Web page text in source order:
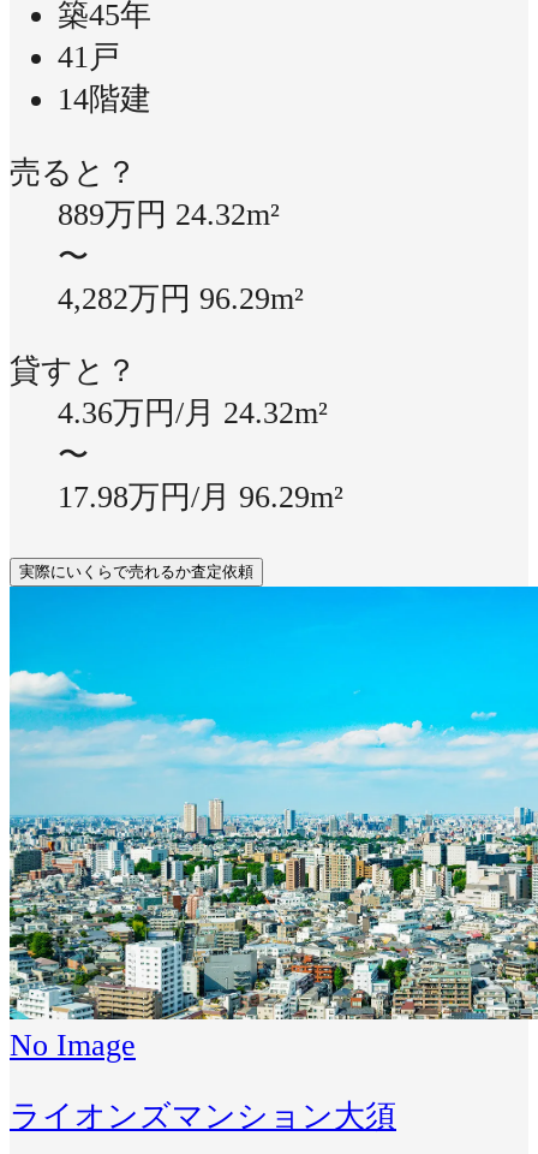
築45年
41戸
14階建
売ると？
889万円 24.32m²
〜
4,282万円 96.29m²
貸すと？
4.36万円/月 24.32m²
〜
17.98万円/月 96.29m²
実際にいくらで売れるか査定依頼
No Image
ライオンズマンション大須